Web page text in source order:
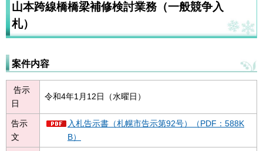
山本跨線橋橋梁補修検討業務（一般競争入
札）
案件内容
告示
日
令和4年1月12日（水曜日）
告示
文
入札告示書（札幌市告示第92号）（PDF：588K
B）